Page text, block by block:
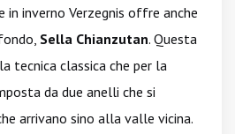
in inverno Verzegnis offre anche
Sella Chianzutan. Questa
tecnica classica che per la
da due anelli che si
arrivano sino alla valle vicina.